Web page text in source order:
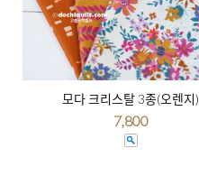
모다 크리스탈 3종(오렌지)
7,800